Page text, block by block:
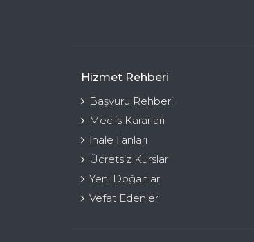
Hizmet Rehberi
Başvuru Rehberi
Meclis Kararları
İhale İlanları
Ücretsiz Kurslar
Yeni Doğanlar
Vefat Edenler